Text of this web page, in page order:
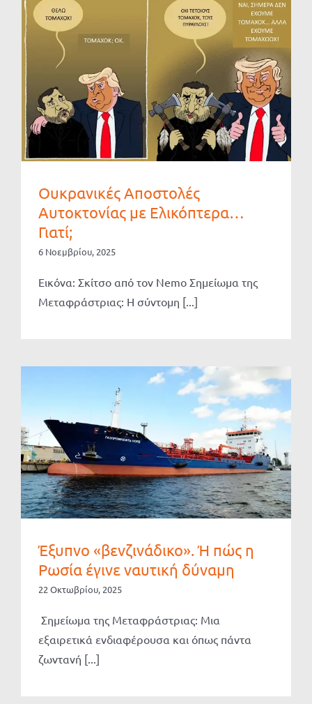
Ουκρανικές Αποστολές
Αυτοκτονίας με Ελικόπτερα…
Γιατί;
6 Νοεμβρίου, 2025
Εικόνα: Σκίτσο από τον Nemo Σημείωμα της
Μεταφράστριας: Η σύντομη [...]
Έξυπνο «βενζινάδικο». Ή πώς η
Ρωσία έγινε ναυτική δύναμη
22 Οκτωβρίου, 2025
Σημείωμα της Μεταφράστριας: Μια
εξαιρετικά ενδιαφέρουσα και όπως πάντα
ζωντανή [...]